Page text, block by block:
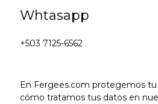
Whtasapp
+503 7125-6562
En Fergees.com protegemos
cómo tratamos tus datos en